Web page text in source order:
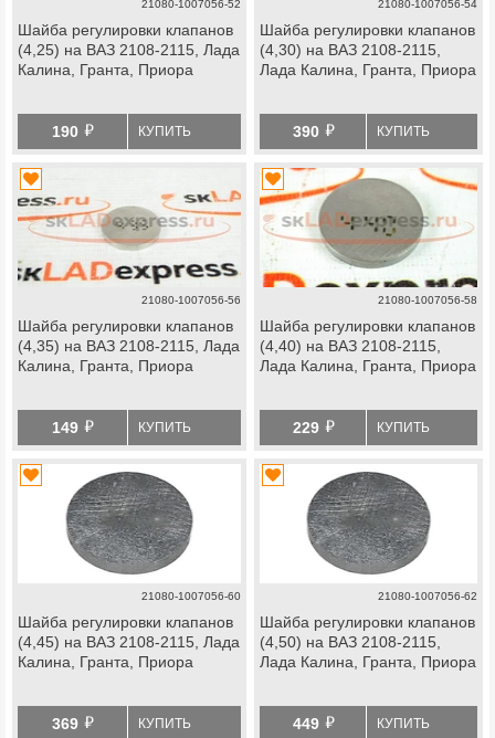
21080-1007056-52
Шайба регулировки клапанов
(4,25) на ВАЗ 2108-2115, Лада
Калина, Гранта, Приора
190 й КУПИТЬ
21080-1007056-54
Шайба регулировки клапанов
(4,30) на ВАЗ 2108-2115,
Лада Калина, Гранта, Приора
390 й КУПИТЬ
21080-1007056-56
Шайба регулировки клапанов
(4,35) на ВАЗ 2108-2115, Лада
Калина, Гранта, Приора
149 й КУПИТЬ
21080-1007056-58
Шайба регулировки клапанов
(4,40) на ВАЗ 2108-2115,
Лада Калина, Гранта, Приора
229 й КУПИТЬ
21080-1007056-60
Шайба регулировки клапанов
(4,45) на ВАЗ 2108-2115, Лада
Калина, Гранта, Приора
369 й КУПИТЬ
21080-1007056-62
Шайба регулировки клапанов
(4,50) на ВАЗ 2108-2115,
Лада Калина, Гранта, Приора
449 й КУПИТЬ